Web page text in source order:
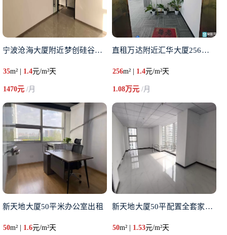
宁波沧海大厦附近梦创硅谷，小面
35m² | 1.4元/m²天
1470元 /月
直租万达附近汇华大厦256平，
256m² | 1.4元/m²天
1.08万元/月
新天地大厦50平米办公室出租
50m² | 1.6元/m²天
新天地大厦50平配置全套家具出
50m² | 1.53元/m²天